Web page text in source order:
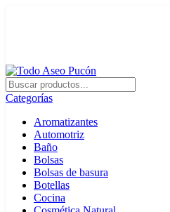
Categorías
Aromatizantes
Automotriz
Baño
Bolsas
Bolsas de basura
Botellas
Cocina